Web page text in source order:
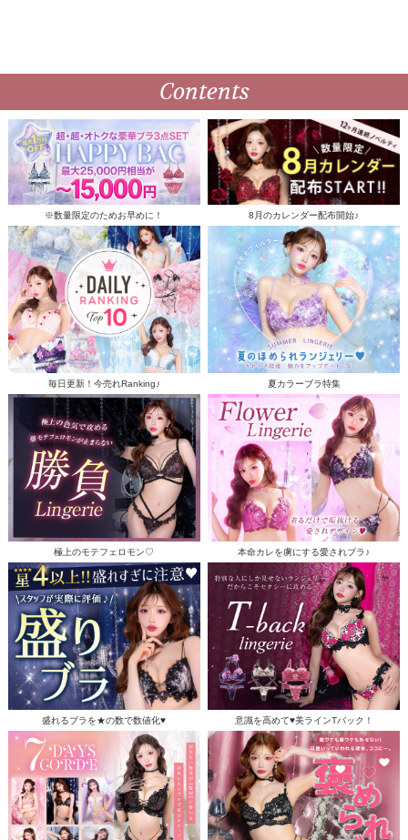
Contents
※数量限定のためお早めに！ 8月のカレンダー配布開始♪
毎日更新！今売れRanking♪ 夏カラーブラ特集
極上のモテフェロモン♡ 本命カレを虜にする愛されブラ♪
盛れるブラを★の数で数値化♥ 意識を高めて♥美ラインTバック！